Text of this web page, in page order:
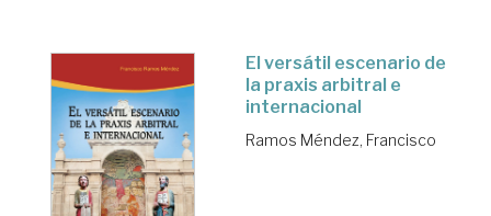
El versátil escenario de
la praxis arbitral e
internacional
Ramos Méndez, Francisco